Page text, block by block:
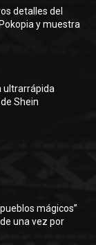
detalles del
y muestra
ultrarrápida
Shein
mágicos”
una vez por